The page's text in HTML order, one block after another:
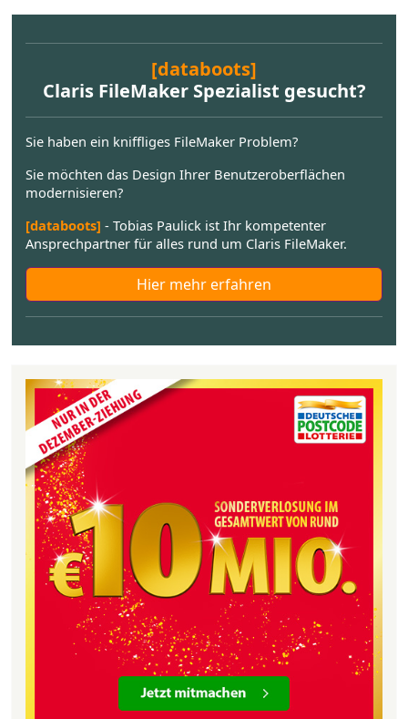
[databoots]
Claris FileMaker Spezialist gesucht?
Sie haben ein kniffliges FileMaker Problem?
Sie möchten das Design Ihrer Benutzeroberflächen
modernisieren?
[databoots] - Tobias Paulick ist Ihr kompetenter
Ansprechpartner für alles rund um Claris FileMaker.
Hier mehr erfahren